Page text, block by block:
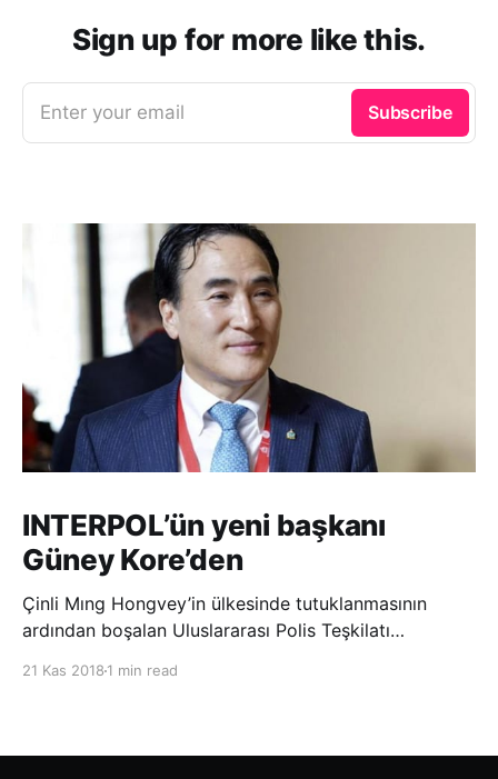
Sign up for more like this.
Enter your email Subscribe
INTERPOL’ün yeni başkanı
Güney Kore’den
Çinli Mıng Hongvey’in ülkesinde tutuklanmasının
ardından boşalan Uluslararası Polis Teşkilatı
21 Kas 2018 1 min read